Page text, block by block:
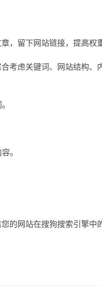
，留下网站链接，提高权
考虑关键词、网站结构
。
的网站在搜狗搜索引擎中